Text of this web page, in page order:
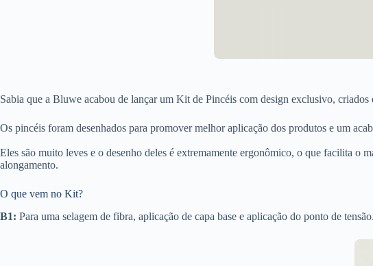
Sabia que a Bluwe acabou de lançar um Kit de Pincéis com design exclusivo, criados
Os pincéis foram desenhados para promover melhor aplicação dos produtos e um
Eles são muito leves e o desenho deles é extremamente ergonômico, o que facilita o
alongamento.
O que vem no Kit?
B1: Para uma selagem de fibra, aplicação de capa base e aplicação do ponto de tensão.